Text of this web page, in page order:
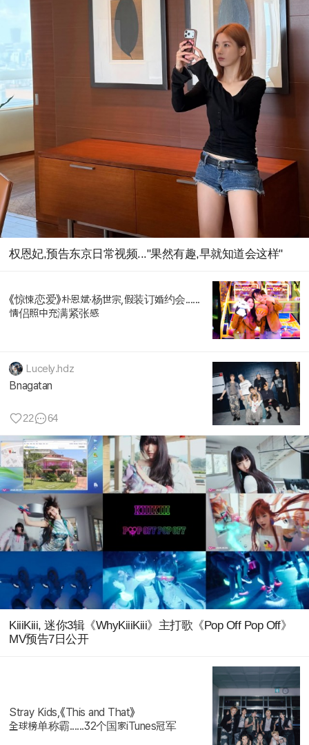
权恩妃,预告东京日常视频..."果然有趣,早就知道会这样"
《惊悚恋爱》朴恩斌·杨世宗,假装订婚约会......
情侣照中充满紧张感
Lucely.hdz
Bnagatan
22 64
KiiiKiii, 迷你3辑《WhyKiiiKiii》主打歌《Pop Off Pop Off》
MV预告7日公开
Stray Kids,《This and That》
全球榜单称霸......32个国家iTunes冠军